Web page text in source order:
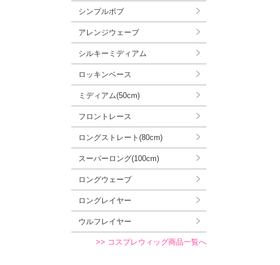
シンプルボブ
アレンジウェーブ
シルキーミディアム
ロッキンベース
ミディアム(50cm)
フロントレース
ロングストレート(80cm)
スーパーロング(100cm)
ロングウェーブ
ロングレイヤー
ウルフレイヤー
>> コスプレウィッグ商品一覧へ